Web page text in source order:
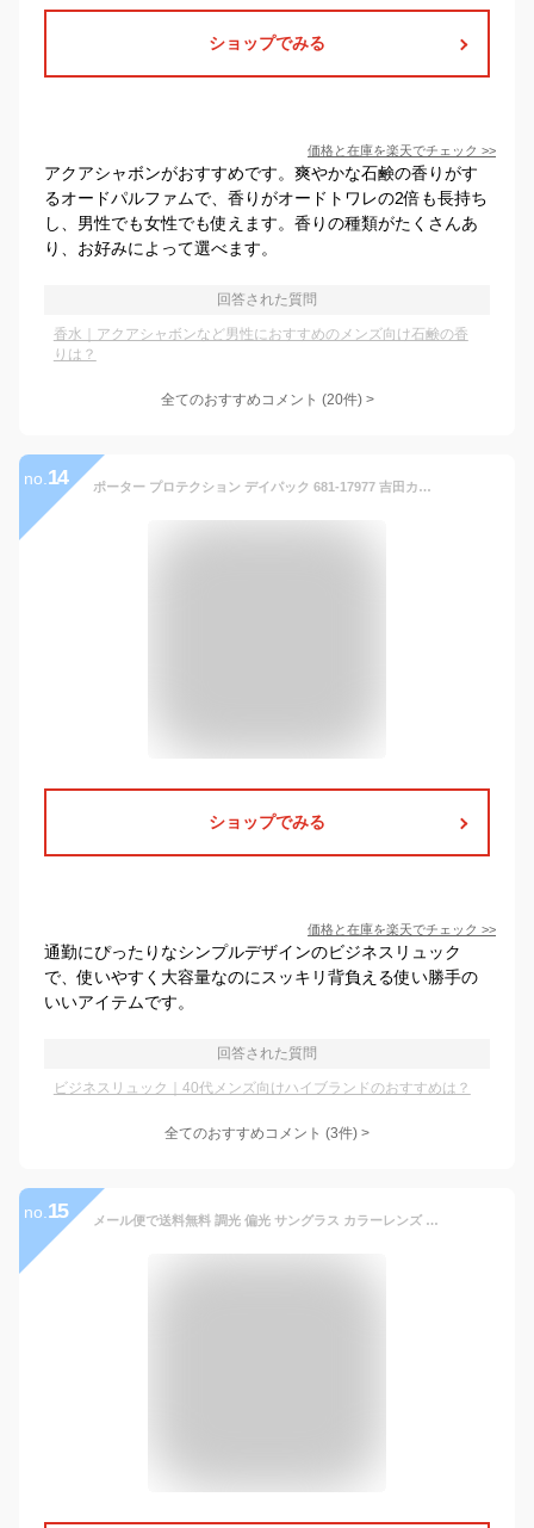
ショップでみる
価格と在庫を楽天でチェック >>
アクアシャボンがおすすめです。爽やかな石鹸の香りがす
るオードパルファムで、香りがオードトワレの2倍も長持ち
し、男性でも女性でも使えます。香りの種類がたくさんあ
り、お好みによって選べます。
回答された質問
香水｜アクアシャボンなど男性におすすめのメンズ向け石鹸の香
りは？
全てのおすすめコメント (20件) >
no. 14 ポーター プロテクション デイパック 681-17977 吉田カバン PORTER PROTECTION DAYPACK リュック ビジネスリュック メンズ レディース 大容量 通勤 おしゃれ ブランド 40代 ボックス型 A4 B4 ビジネス PC 抗菌 防水 日本製
ショップでみる
価格と在庫を楽天でチェック >>
通勤にぴったりなシンプルデザインのビジネスリュック
で、使いやすく大容量なのにスッキリ背負える使い勝手の
いいアイテムです。
回答された質問
ビジネスリュック｜40代メンズ向けハイブランドのおすすめは？
全てのおすすめコメント (3件) >
no. 15 メール便で送料無料 調光 偏光 サングラス カラーレンズ ウェリントン 色が変わるレンズ 紫外線対策 メンズ レディース メガネ フレーム 眼鏡 伊達メガネ 黒ぶち 黒 丸 丸メガネ モード 丸型 紫外線対策 UVカット ブルー パープル グレー グリーン ワークマン プラス